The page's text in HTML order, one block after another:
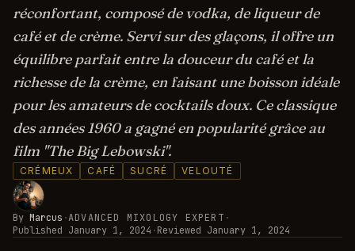
réconfortant, composé de vodka, de liqueur de
café et de crème. Servi sur des glaçons, il offre un
équilibre parfait entre la douceur du café et la
richesse de la crème, en faisant une boisson idéale
pour les amateurs de cocktails doux. Ce classique
des années 1960 a gagné en popularité grâce au
film "The Big Lebowski".
CRÉMEUX CAFÉ SUCRÉ VELOUTÉ
By Marcus ·ADVANCED MIXOLOGY EXPERT ·
Published January 1, 2024 ·Reviewed January 1, 2024